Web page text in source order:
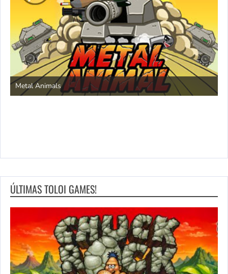
Metal Animals
ÚLTIMAS TOLOI GAMES!